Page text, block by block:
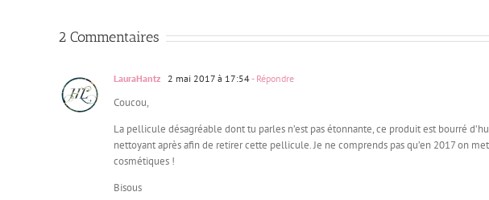
2 Commentaires
LauraHantz 2 mai 2017 à 17:54- Répondre
Coucou,
La pellicule désagréable dont tu parles n’est pas étonnante, ce produit est bourré
nettoyant après afin de retirer cette pellicule. Je ne comprends pas qu’en 2017 on
cosmétiques !
Bisous